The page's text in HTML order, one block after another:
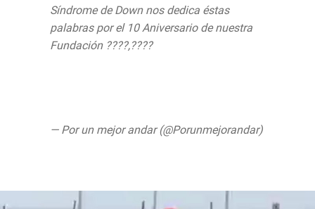
Síndrome de Down nos dedica éstas
palabras por el 10 Aniversario de nuestra
Fundación ????,????
— Por un mejor andar (@Porunmejorandar)